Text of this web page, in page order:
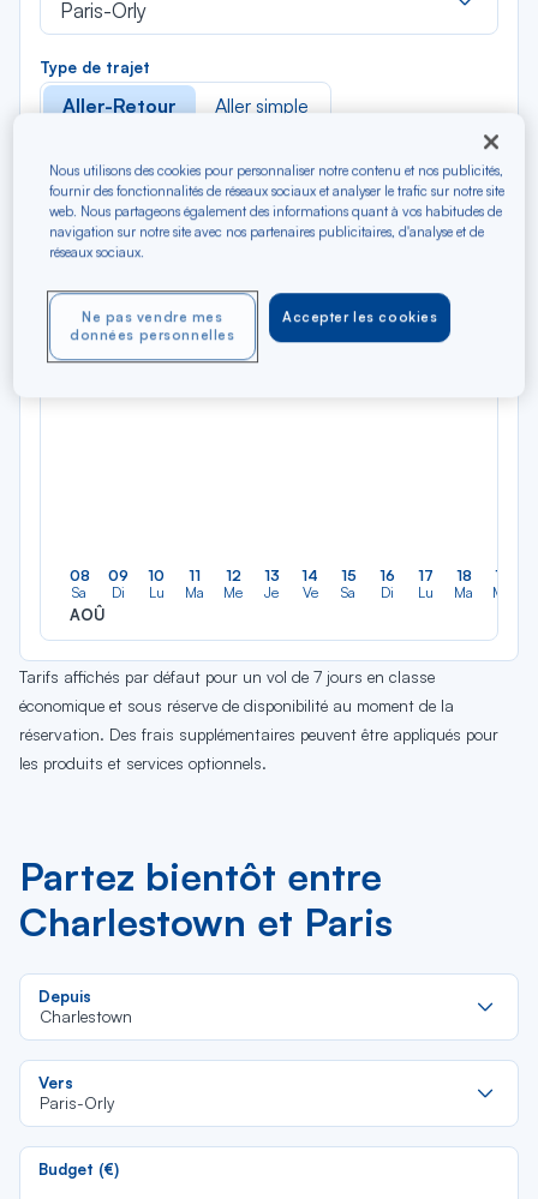
Paris-Orly
Type de trajet
Aller-Retour Aller simple
Filtrer Vider
AOÛ 2026
08
Sa
AOÛ
09
Di
10
Lu
11
Ma
12
Me
13
Je
14
Ve
15
Sa
16
Di
17
Lu
18
Ma
19
Me
Tarifs affichés par défaut pour un vol de 7 jours en classe
économique et sous réserve de disponibilité au moment de la
réservation. Des frais supplémentaires peuvent être appliqués pour
les produits et services optionnels.
Partez bientôt entre
Charlestown et Paris
Depuis
Charlestown
Vers
Paris-Orly
Budget (€)
Nous utilisons des cookies pour personnaliser notre contenu et nos publicités,
fournir des fonctionnalités de réseaux sociaux et analyser le trafic sur notre site
web. Nous partageons également des informations quant à vos habitudes de
navigation sur notre site avec nos partenaires publicitaires, d'analyse et de
réseaux sociaux.
Accepter les cookies
Ne pas vendre mes
données personnelles